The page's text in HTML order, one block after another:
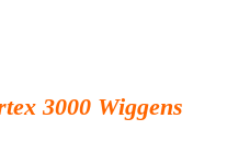
3000 Wiggens